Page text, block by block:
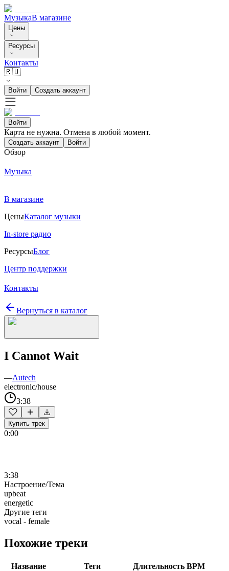
МузыкаВ магазине
Цены
Ресурсы
Контакты
🇷🇺
Войти Создать аккаунт
Войти
Карта не нужна. Отмена в любой момент.
Создать аккаунт Войти
Обзор
Музыка
В магазине
ЦеныКаталог музыки
In-store радио
РесурсыБлог
Центр поддержки
Контакты
Вернуться в каталог
I Cannot Wait
—Autech
electronic/house
3:38
Купить трек
0:00
3:38
Настроение/Тема
upbeat
energetic
Другие теги
vocal - female
Похожие треки
Название Теги Длительность BPM